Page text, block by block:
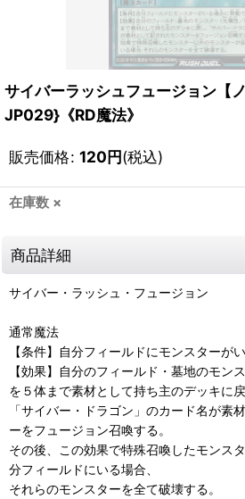
サイバーラッシュフュージョン【
JP029}《RD魔法》
販売価格: 120円(税込)
在庫数 ×
商品詳細
サイバー・ラッシュ・フュージョン
通常魔法
【条件】自分フィールドにモンスターが
【効果】自分のフィールド・墓地のモン
を５体まで素材として持ち主のデッキに戻
「サイバー・ドラゴン」のカード名が素
ーをフュージョン召喚する。
その後、この効果で特殊召喚したモンス
分フィールドにいる場合、
それらのモンスターを全て破壊する。